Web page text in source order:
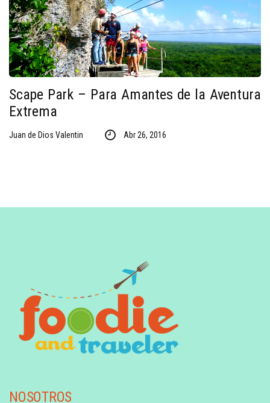
Scape Park – Para Amantes de la Aventura
Extrema
Juan de Dios Valentin Abr 26, 2016
NOSOTROS